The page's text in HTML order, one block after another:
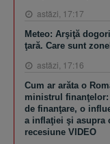
astăzi, 17:17
Meteo: Arşiţă
ţară. Care sunt
astăzi, 17:16
Cum ar arăta o
ministrul
de finanţare, o
a inflaţiei şi asupra
recesiune VIDEO